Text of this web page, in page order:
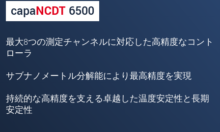
capaNCDT 6500
最大8つの測定チャンネルに対応した高精度なコント
ローラ
サブナノメートル分解能により最高精度を実現
持続的な高精度を支える卓越した温度安定性と長期
安定性
会社名*
所在地
所在地
国 *